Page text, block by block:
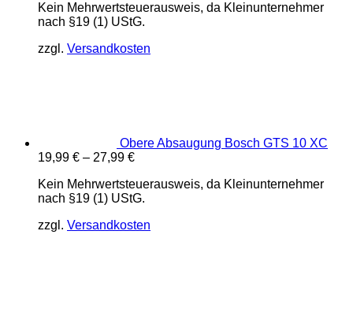
Kein Mehrwertsteuerausweis, da Kleinunternehmer
nach §19 (1) UStG.
zzgl. Versandkosten
Obere Absaugung Bosch GTS 10 XC
19,99 € – 27,99 €
Kein Mehrwertsteuerausweis, da Kleinunternehmer
nach §19 (1) UStG.
zzgl. Versandkosten